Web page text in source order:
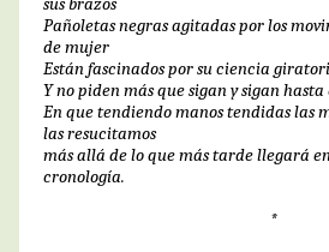
sus brazos
Pañoletas negras agitadas por los
de mujer
Están fascinados por su ciencia
Y no piden más que sigan y sigan
En que tendiendo manos tendidas las
las resucitamos
más allá de lo que más tarde llegará
cronología.
*